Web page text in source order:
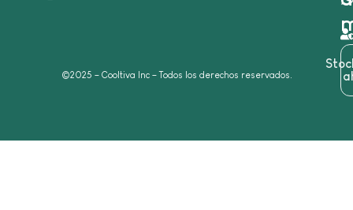
©2025 – Cooltiva Inc – Todos los derechos reservados.